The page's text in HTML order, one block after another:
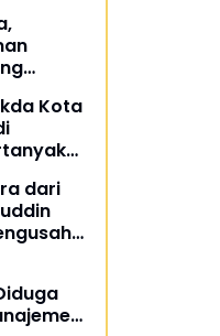
Usut
Kota
dari
BPC